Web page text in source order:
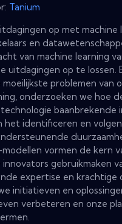
Tanium
op met machine
en
van machine learning
uitdagingen op te lossen.
moeilijkste problemen van
onderzoeken we hoe
baanbrekende
het identificeren en
vormen de kern
innovators gebruikmaken
expertise en krachtige
initiatieven en
verbeteren en onze